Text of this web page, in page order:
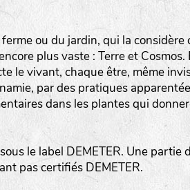
ou du jardin, qui la
plus vaste : Terre et Cosmos.
le vivant, chaque être, même
par des pratiques
dans les plantes qui
le label DEMETER. Une partie
pas certifiés DEMETER.
BPA : Initiales du producteur
semence.
1 : Numéro d’ordre du lot
A : Sans calibre.
: Gros
: Moyen calibre
P: Petit calibre